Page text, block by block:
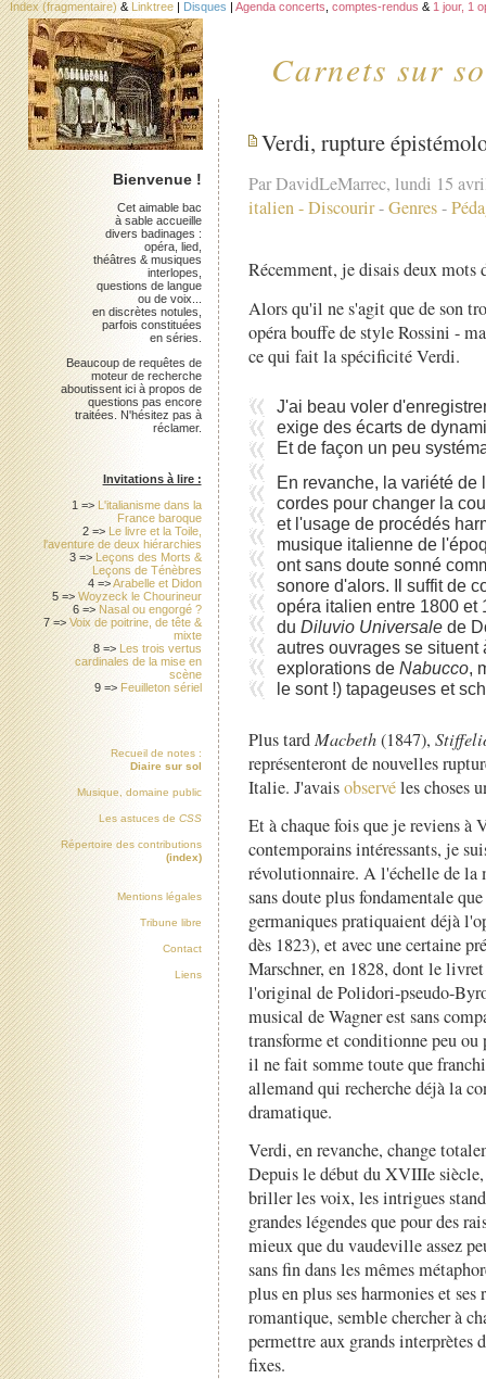
Carnets sur
Index (fragmentaire) & Linktree | Disques | Agenda concerts comptes-rendus & 1 jour, 1
Verdi, rupture
Par DavidLeMarrec, lundi 15
italien-Discourir-Genres-
Récemment, je disais deux mots
Alors qu'il ne s'agit que de son
opéra bouffe de style Rossini -
ce qui fait la spécificité Verdi.
J'ai beau voler
exige des écarts de
Et de façon un peu
En revanche, la variété de
cordes pour changer la
et l'usage de procédés
musique italienne de
ont sans doute sonné
sonore d'alors. Il suffit de
opéra italien entre 1800 et
du Diluvio Universalede
autres ouvrages se
explorations de Nabucco,
le sont !) tapageuses et
Plus tard Macbeth(1847),
représenteront de nouvelles
Italie. J'avaisobservéles choses
Et à chaque fois que je reviens à
contemporains intéressants, je
révolutionnaire. A l'échelle de la
sans doute plus fondamentale
germaniques pratiquaient déjà
dès 1823), et avec une certaine
Marschner, en 1828, dont le
l'original de Polidori-pseudo-
musical de Wagner est sans
transforme et conditionne peu
il ne fait somme toute que
allemand qui recherche déjà la
dramatique.
Verdi, en revanche, change
Depuis le début du XVIIIe
briller les voix, les intrigues
grandes légendes que pour des
mieux que du vaudeville assez
sans fin dans les mêmes
plus en plus ses harmonies et
romantique, semble chercher à
permettre aux grands interprètes
fixes.
Bienvenue !
Cet aimable bac
à sable accueille
divers badinages :
opéra, lied,
théâtres & musiques
interlopes,
questions de langue
ou de voix...
en discrètes notules,
parfois constituées
en séries.
Beaucoup de requêtes de
moteur de recherche
aboutissent ici à propos de
questions pas encore
traitées. N'hésitez pas à
réclamer.
Invitations à lire :
1 => L'italianisme dans la
France baroque
2 => Le livre et la Toile,
l'aventure de deux hiérarchies
3 => Leçons des Morts &
Leçons de Ténèbres
4 =>Arabelle et Didon
5 =>Woyzeck le Chourineur
6 => Nasal ou engorgé ?
7 =>Voix de poitrine, de tête &
mixte
8 => Les trois vertus
cardinales de la mise en
scène
9 => Feuilleton sériel
Recueil de notes :
Diaire sur sol
Musique, domaine public
Les astuces de CSS
Répertoire des contributions
(index)
Mentions légales
Tribune libre
Contact
Liens